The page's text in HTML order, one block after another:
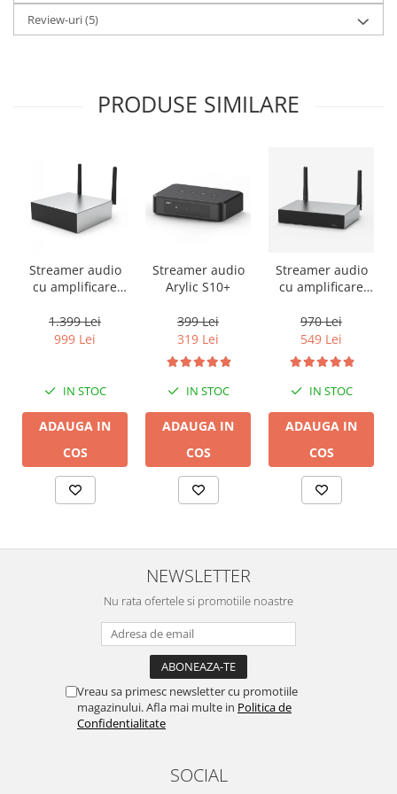
Review-uri(5)
PRODUSE SIMILARE
Streamer audio
cu amplificare
A50+, LAN /Wi-Fi
/Bluetooth,
1.399 Lei
999 Lei
IN STOC
ADAUGA IN
COS
Streamer audio
Arylic S10+
399 Lei
319 Lei
IN STOC
ADAUGA IN
COS
Streamer audio
cu amplificare
A30+, LAN /Wi-Fi
/Bluetooth,
24bit/192kHz,
Multiroom
970 Lei
549 Lei
IN STOC
ADAUGA IN
COS
NEWSLETTER
Nu rata ofertele si promotiile noastre
Vreau sa primesc newsletter cu promotiile
magazinului. Afla mai multe in Politica de
Confidentialitate
SOCIAL